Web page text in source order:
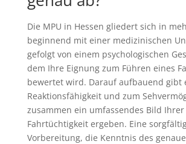
Die MPU in Hessen gliedert sich in
beginnend mit einer medizinischen
gefolgt von einem psychologischen
dem Ihre Eignung zum Führen eines
bewertet wird. Darauf aufbauend gibt
Reaktionsfähigkeit und zum
zusammen ein umfassendes Bild Ihrer
Fahrtüchtigkeit ergeben. Eine
Vorbereitung, die Kenntnis des